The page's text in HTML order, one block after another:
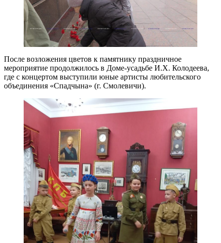
После возложения цветов к памятнику праздничное
мероприятие продолжилось в Доме-усадьбе И.Х. Колодеева,
где с концертом выступили юные артисты любительского
объединения «Спадчына» (г. Смолевичи).